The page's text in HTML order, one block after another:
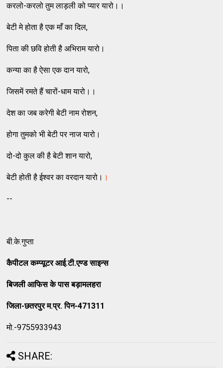
करलो-करलो तुम लाड़ली को प्यार यारो।।
बेटी मे होता है एक माँ का दिल,
पिता की छवि होती है अभिराम यारो।
कन्या का है ऐसा एक दान यारो,
जिसमें रमते हैं चारों-धाम यारो।।
देश का जब करेगी बेटी नाम रोशन,
होगा तुमको भी बेटी पर नाज यारो।
दो-दो कुल की है बेटी शान यारो,
बेटी होती है ईश्वर का वरदान यारो। ।
--
बी.के.गुप्ता
कैपीटल कम्प्यूटर आई.टी.एण्ड साइन्स
बिजली आफिस के पास बड़ामलहरा
जिला-छतरपुर म.प्र.पिन-471311
मो.-9755933943
SHARE: